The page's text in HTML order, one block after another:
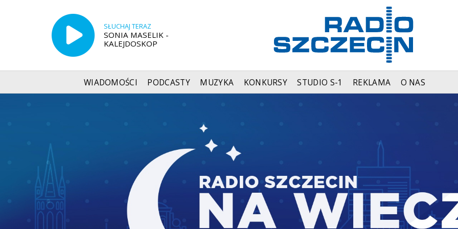
SŁUCHAJ TERAZ
SONIA MASELIK -
KALEJDOSKOP
WIADOMOŚCI PODCASTY MUZYKA KONKURSY STUDIO S-1 REKLAMA O NAS